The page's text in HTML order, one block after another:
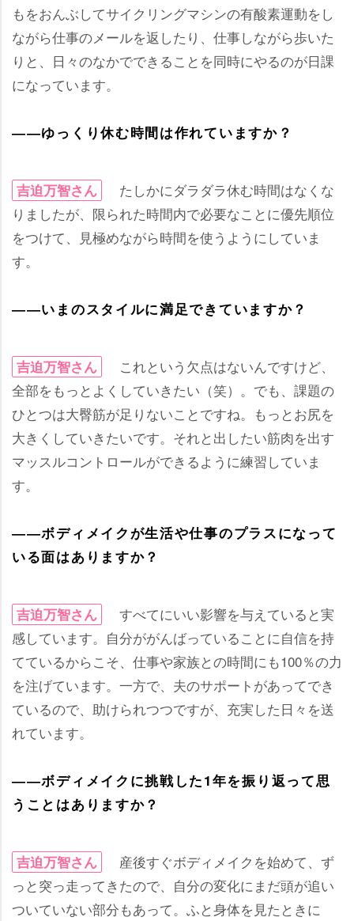
もをおんぶしてサイクリングマシンの有酸素運動をし
ながら仕事のメールを返したり、仕事しながら歩いた
りと、日々のなかでできることを同時にやるのが日課
になっています。
――ゆっくり休む時間は作れていますか？
吉迫万智さん
たしかにダラダラ休む時間はなくな
りましたが、限られた時間内で必要なことに優先順位
をつけて、見極めながら時間を使うようにしていま
す。
――いまのスタイルに満足できていますか？
吉迫万智さん
これという欠点はないんですけど、
全部をもっとよくしていきたい（笑）。でも、課題の
ひとつは大臀筋が足りないことですね。もっとお尻を
大きくしていきたいです。それと出したい筋肉を出す
マッスルコントロールができるように練習していま
す。
――ボディメイクが生活や仕事のプラスになって
いる面はありますか？
吉迫万智さん
すべてにいい影響を与えていると実
感しています。自分ががんばっていることに自信を持
てているからこそ、仕事や家族との時間にも100％の力
を注げています。一方で、夫のサポートがあってでき
ているので、助けられつつですが、充実した日々を送
れています。
――ボディメイクに挑戦した1年を振り返って思
うことはありますか？
吉迫万智さん
産後すぐボディメイクを始めて、ず
っと突っ走ってきたので、自分の変化にまだ頭が追い
ついていない部分もあって。ふと身体を見たときに